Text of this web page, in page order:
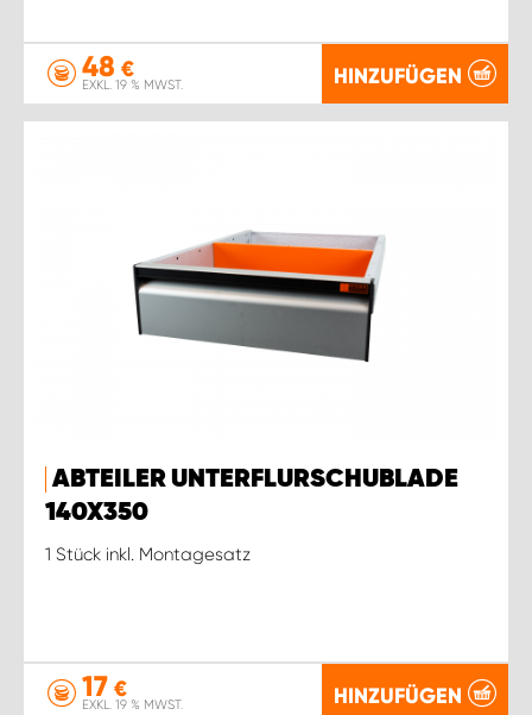
48 €
EXKL. 19 % MWST. HINZUFÜGEN
ABTEILER UNTERFLURSCHUBLADE
140X350
1 Stück inkl. Montagesatz
17 €
EXKL. 19 % MWST. HINZUFÜGEN